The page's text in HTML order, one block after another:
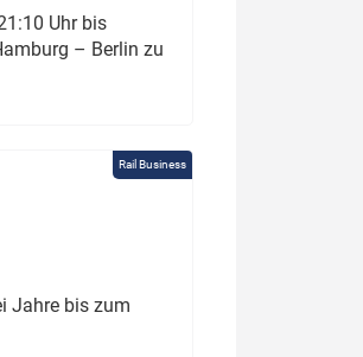
Uhr bis
– Berlin zu
Rail Business
Jahre bis zum